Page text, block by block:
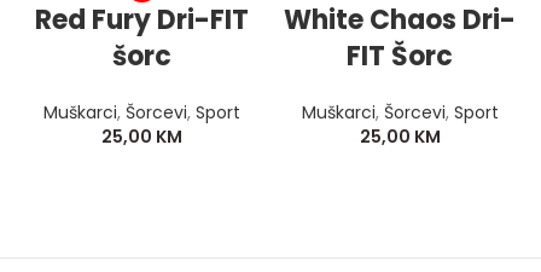
Red Fury Dri-FIT
šorc
Muškarci, Šorcevi, Sport
25,00 KM
White Chaos Dri-
FIT Šorc
Muškarci, Šorcevi, Sport
25,00 KM